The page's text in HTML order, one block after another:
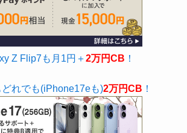
Z Flip7も月1円＋2万円CB ！
れでも(iPhone17eも)2万円CB ！